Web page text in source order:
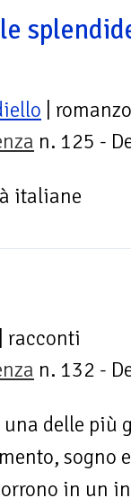
| romanzo
n. 125 -
italiane
| racconti
n. 132 -
delle più
sogno
in un